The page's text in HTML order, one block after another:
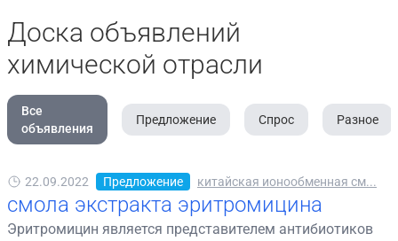
Доска объявлений
химической отрасли
Все
объявления
Предложение Спрос Разное
22.09.2022 Предложение китайская ионообменная см...
смола экстракта эритромицина
Эритромицин является представителем антибиотиков